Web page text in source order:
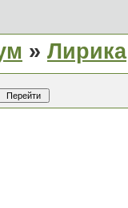
» Лирика